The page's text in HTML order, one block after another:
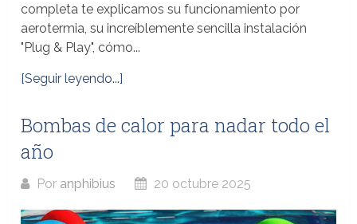
completa te explicamos su funcionamiento por
aerotermia, su increíblemente sencilla instalación
"Plug & Play", cómo...
[Seguir leyendo...]
Bombas de calor para nadar todo el
año
Por anphibius 20 octubre 2025